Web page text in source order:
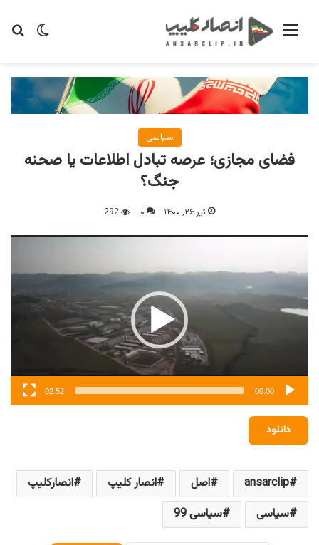
تغییر منو
سیاسی
فضای مجازی؛ عرصه تبادل اطلاعات یا صحنه
جنگ؟
تیر ۲۶, ۱۴۰۰ ۰ 292
نمایشگر
00:00
02:52
دانلود
ansarclip اصل انصار کلیپ
انصارکلیپ
سیاسی
سیاسی 99